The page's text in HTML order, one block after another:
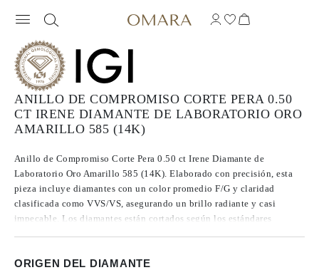
ANILLO DE COMPROMISO CORTE PERA 0.50
CT IRENE DIAMANTE DE LABORATORIO ORO
AMARILLO 585 (14K)
Anillo de Compromiso Corte Pera 0.50 ct Irene Diamante de
Laboratorio Oro Amarillo 585 (14K). Elaborado con precisión, esta
pieza incluye diamantes con un color promedio F/G y claridad
clasificada como VVS/VS, asegurando un brillo radiante y casi
impecable. Los diamantes están cortados según los estándares
excepcional, y no presentan fluorescencia.
ORIGEN DEL DIAMANTE